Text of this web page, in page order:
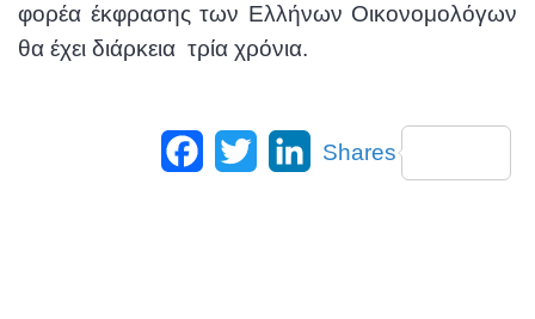
φορέα έκφρασης των Ελλήνων Οικονομολόγων
θα έχει διάρκεια τρία χρόνια.
Facebook
Twitter LinkedIn
Shares